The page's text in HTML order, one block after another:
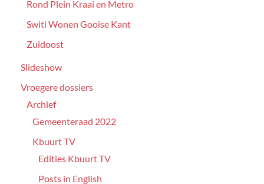
Rond Plein Kraai en Metro
Switi Wonen Gooise Kant
Zuidoost
Slideshow
Vroegere dossiers
Archief
Gemeenteraad 2022
Kbuurt TV
Edities Kbuurt TV
Posts in English